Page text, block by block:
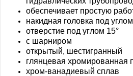
обеспечивает простую
накидная головка под
отверстие под углом 15°
с шарниром
открытый, шестигранный
глянцевая хромированная
хром-ванадиевый сплав